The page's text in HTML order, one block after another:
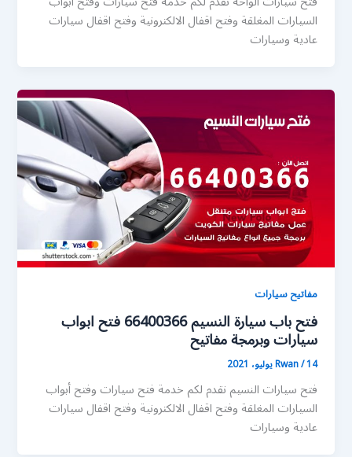
السيارات المغلقة وفتح اقفال الالكترونية وفتح اقفال سيارات
عادية وسيارات
مفاتيح سيارات
فتح باب سيارة النسيم 66400366 فتح ابواب
سيارات وبرمجة مفاتيح
Rwan/14 يوليو، 2021
فتح سيارات النسيم نقدم لكم خدمة فتح سيارات وفتح أبواب
السيارات المغلقة وفتح اقفال الالكترونية وفتح اقفال سيارات
عادية وسيارات